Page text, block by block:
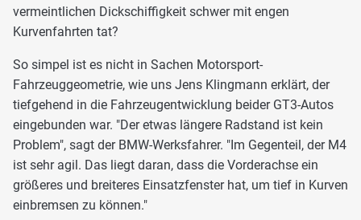
vermeintlichen Dickschiffigkeit schwer mit engen
Kurvenfahrten tat?
So simpel ist es nicht in Sachen Motorsport-
Fahrzeuggeometrie, wie uns Jens Klingmann erklärt, der
tiefgehend in die Fahrzeugentwicklung beider GT3-Autos
eingebunden war. "Der etwas längere Radstand ist kein
Problem", sagt der BMW-Werksfahrer. "Im Gegenteil, der M4
ist sehr agil. Das liegt daran, dass die Vorderachse ein
größeres und breiteres Einsatzfenster hat, um tief in Kurven
einbremsen zu können."